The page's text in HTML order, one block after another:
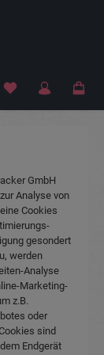
GmbH
Analyse von
Cookies
gesondert
werden
Analyse
Marketing-
z.B.
oder
sind
Endgerät